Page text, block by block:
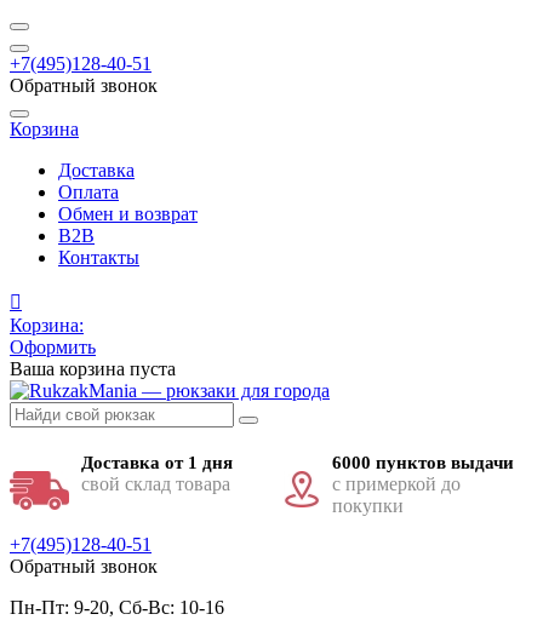
+7(495)128-40-51
Обратный звонок
Корзина
Доставка
Оплата
Обмен и возврат
B2B
Контакты
Корзина:
Оформить
Ваша корзина пуста
Доставка от 1 дня
свой склад товара
6000 пунктов выдачи
с примеркой до
покупки
+7(495)128-40-51
Обратный звонок
Пн-Пт: 9-20, Сб-Вс: 10-16